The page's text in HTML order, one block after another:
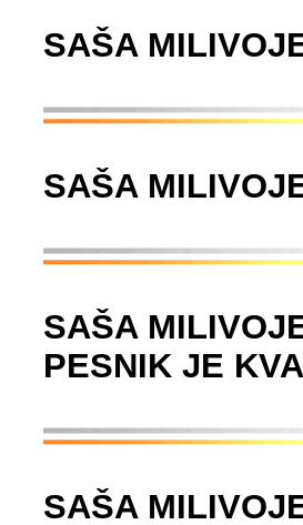
SAŠA
SAŠA
SAŠA
PESNIK JE
SAŠA